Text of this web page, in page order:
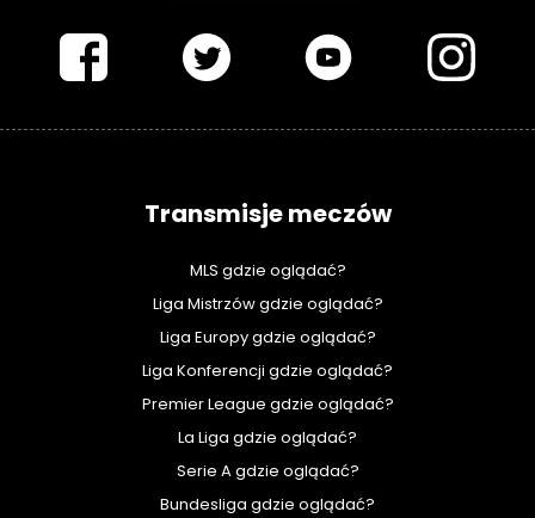
Transmisje meczów
MLS gdzie oglądać?
Liga Mistrzów gdzie oglądać?
Liga Europy gdzie oglądać?
Liga Konferencji gdzie oglądać?
Premier League gdzie oglądać?
La Liga gdzie oglądać?
Serie A gdzie oglądać?
Bundesliga gdzie oglądać?